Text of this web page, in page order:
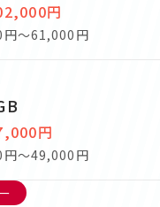
円
円～61,000円
円
円～49,000円